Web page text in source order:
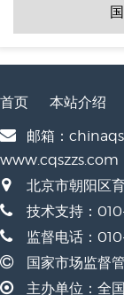
市场监管总
我国制造业
市场监管总
3项国际能力
维护公路货运
市场监管总
市场监管总
首页 本站介绍
邮箱：
www.cqszzs.com
北京市朝阳区
技术支持：
监督电话：
国家市场监督
主办单位：全